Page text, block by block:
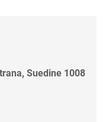
Suedine 1008